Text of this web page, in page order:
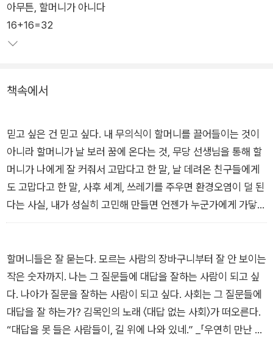
여성들에게 전하는 사랑과 존경의 인사인 동시에 언젠가는 할머
니가 될 우리에게 보내는 응원과 연대의 메시지이기도 하다. 할머
니였던, 할머니인, 나아가 언젠가는 할머니가 될 이 땅의 모든 여
아무튼, 할머니가 아니다
16+16=32
책속에서
믿고 싶은 건 믿고 싶다. 내 무의식이 할머니를 끌어들이는 것이
아니라 할머니가 날 보러 꿈에 온다는 것, 무당 선생님을 통해 할
머니가 나에게 잘 커줘서 고맙다고 한 말, 날 데려온 친구들에게
도 고맙다고 한 말, 사후 세계, 쓰레기를 주우면 환경오염이 덜 된
다는 사실, 내가 성실히 고민해 만들면 언젠가 누군가에게 가닿을
수 있다는 아직 검증 안 된 이야기 같은 것들. _「그 양반 얘기만 하
할머니들은 잘 묻는다. 모르는 사람의 장바구니부터 잘 안 보이는
작은 숫자까지. 나는 그 질문들에 대답을 잘하는 사람이 되고 싶
다. 나아가 질문을 잘하는 사람이 되고 싶다. 사회는 그 질문들에
대답을 잘 하는가? 김목인의 노래 〈대답 없는 사회〉가 떠오른다.
“대답을 못 들은 사람들이, 길 위에 나와 있네.” _「우연히 만난 할